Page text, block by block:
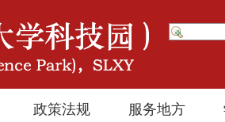
政策法规 服务地方